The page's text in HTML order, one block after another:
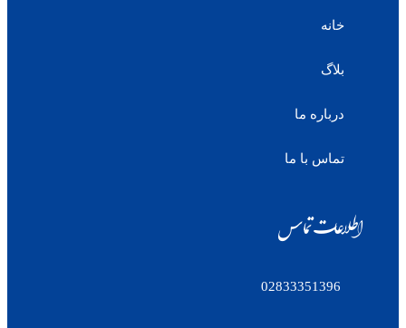
خانه
بلاگ
درباره ما
تماس با ما
اطلاعات تماس
02833351396